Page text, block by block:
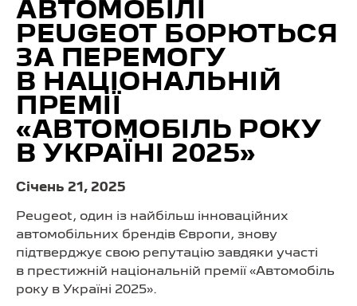
АВТОМОБІЛІ
PEUGEOT БОРЮТЬСЯ
ЗА ПЕРЕМОГУ
В НАЦІОНАЛЬНІЙ
ПРЕМІЇ
«АВТОМОБІЛЬ РОКУ
В УКРАЇНІ 2025»
Cічень 21, 2025
Peugeot, один із найбільш інноваційних
автомобільних брендів Європи, знову
підтверджує свою репутацію завдяки участі
в престижній національній премії «Автомобіль
року в Україні 2025».